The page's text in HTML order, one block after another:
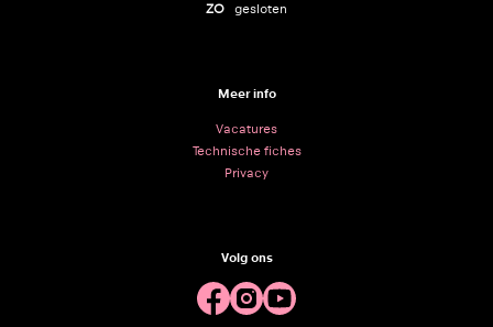
ZO gesloten
Meer info
Vacatures
Technische fiches
Privacy
Volg ons